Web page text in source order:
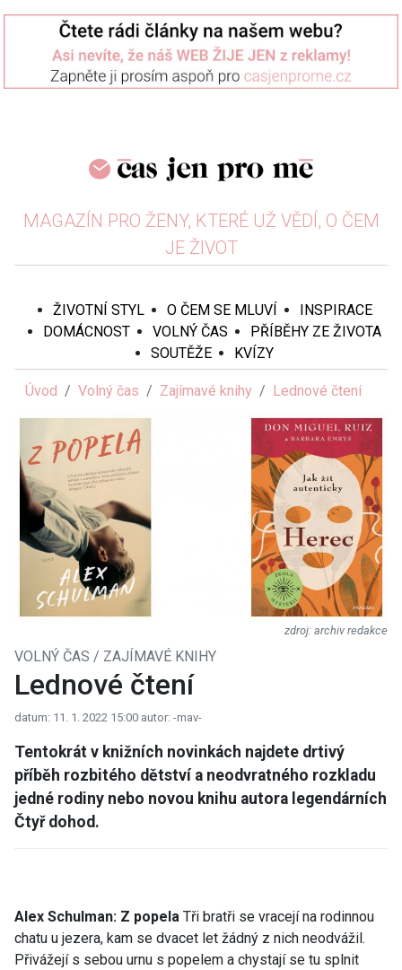
MAGAZÍN PRO ŽENY, KTERÉ UŽ VĚDÍ, O ČEM
JE ŽIVOT
ŽIVOTNÍ STYL O ČEM SE MLUVÍ
INSPIRACE
DOMÁCNOST
VOLNÝ ČAS
PŘÍBĚHY ZE ŽIVOTA
SOUTĚŽE
KVÍZY
Úvod Volný čas Zajímavé knihy Lednové čtení
archiv redakce
VOLNÝ ČAS / ZAJÍMAVÉ KNIHY
Lednové čtení
datum: 11. 1. 2022 15:00 autor: -mav-
Tentokrát v knižních novinkách najdete drtivý
příběh rozbitého dětství a neodvratného rozkladu
jedné rodiny nebo novou knihu autora legendárních
Čtyř dohod.
Alex Schulman: Z popela Tři bratři se vracejí na rodinnou
chatu u jezera, kam se dvacet let žádný z nich neodvážil.
Přivážejí s sebou urnu s popelem a chystají se tu splnit